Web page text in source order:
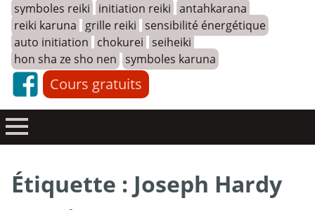
symboles reiki initiation reiki antahkarana
reiki karuna
grille reiki sensibilité énergétique
auto initiation
chokurei seiheiki
hon sha ze sho nen symboles karuna
Cours gratuits
Étiquette : Joseph Hardy